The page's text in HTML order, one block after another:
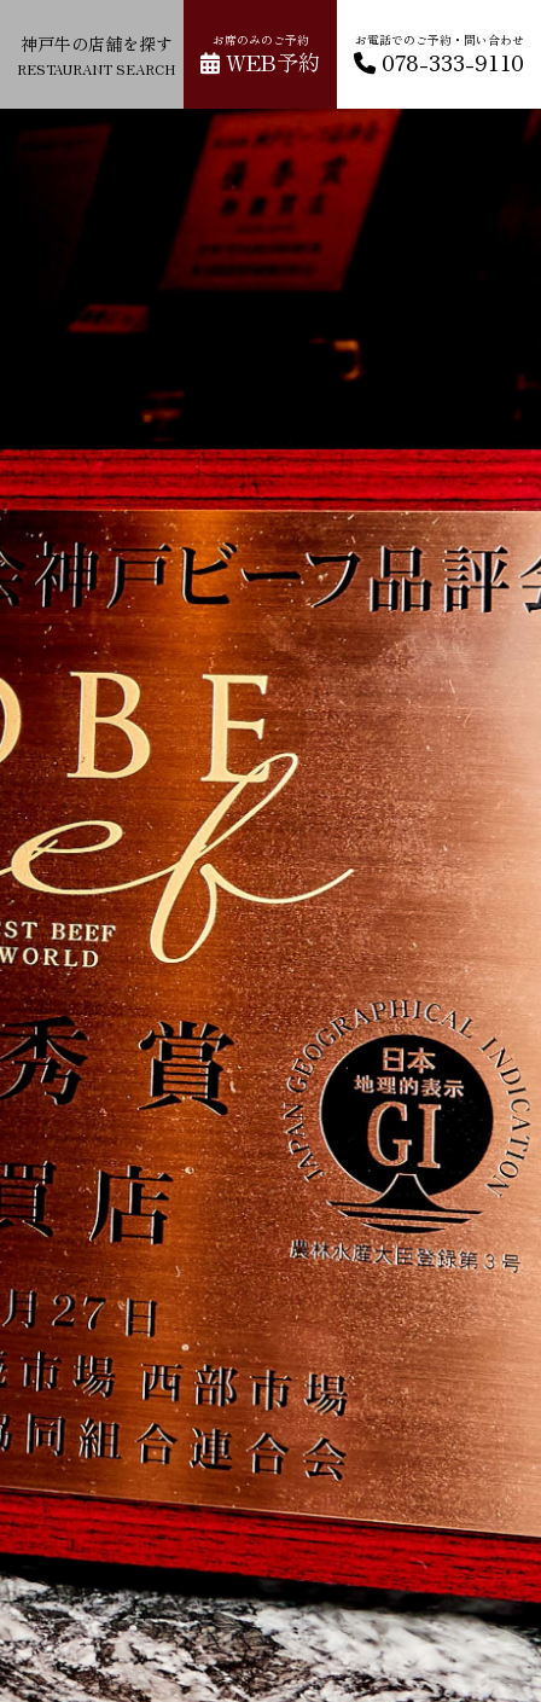
神戸牛の店舗を探す
RESTAURANT SEARCH
お席のみのご予約
WEB予約
お電話でのご予約・問い合わせ
078-333-9110